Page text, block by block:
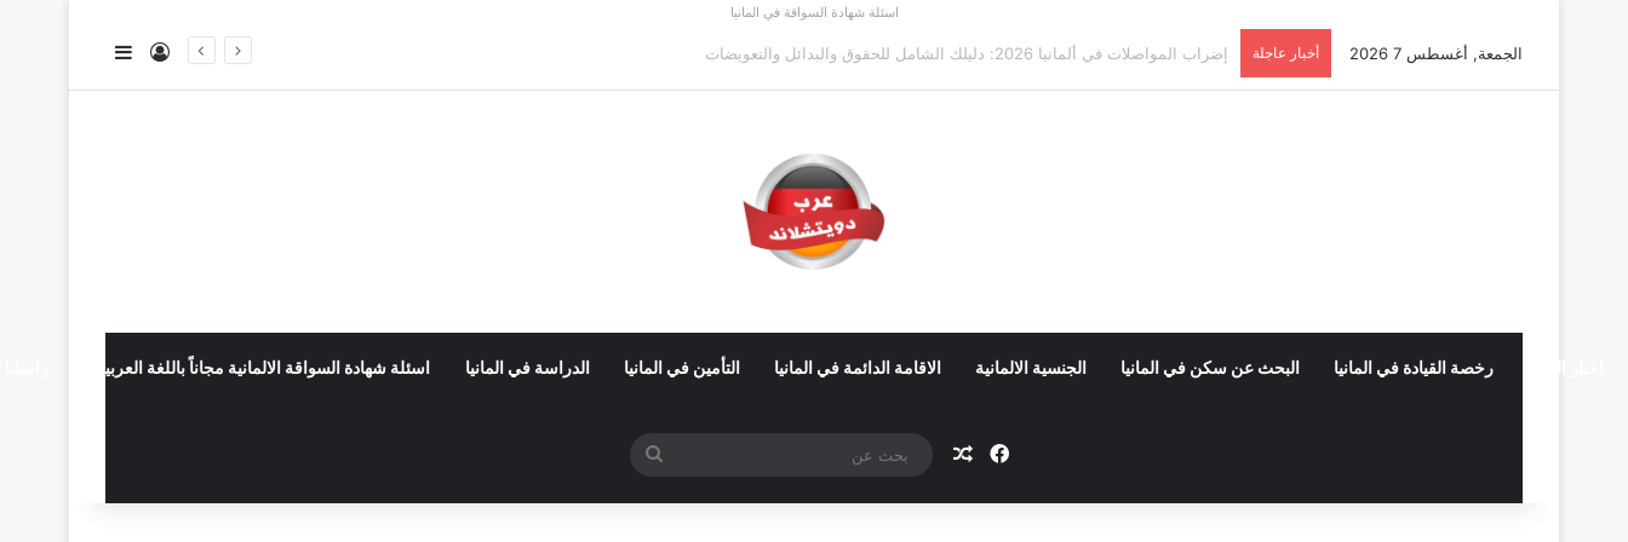
اسئلة شهادة السواقة في المانيا
الجمعة, أغسطس 7 2026 أخبار عاجلة أوسبيلدونغ تبريد مراكز البيانات في ألمانيا 2026: الأجور والشروط تسجيل الدخول
رخصة القيادة في المانيا البحث عن سكن في المانيا الجنسية الالمانية الاقامة الدائمة في المانيا التأمين في المانيا الدراسة في المانيا اسئلة شهادة السواقة الالمانية مجاناً باللغة العربية
فيسبوكمقال عشوائي